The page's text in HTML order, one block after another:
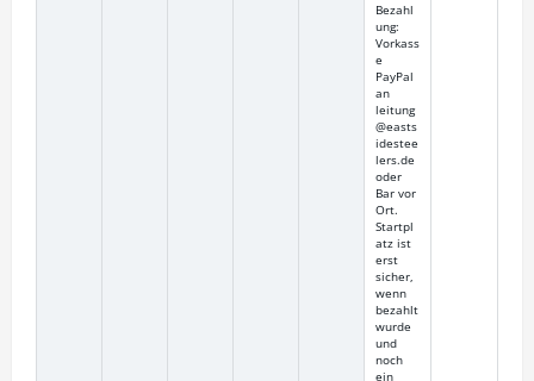
Bezahl
ung:
Vorkass
e
PayPal
an
leitung
@easts
idestee
lers.de
oder
Bar vor
Ort.
Startpl
atz ist
erst
sicher,
wenn
bezahlt
wurde
und
noch
ein